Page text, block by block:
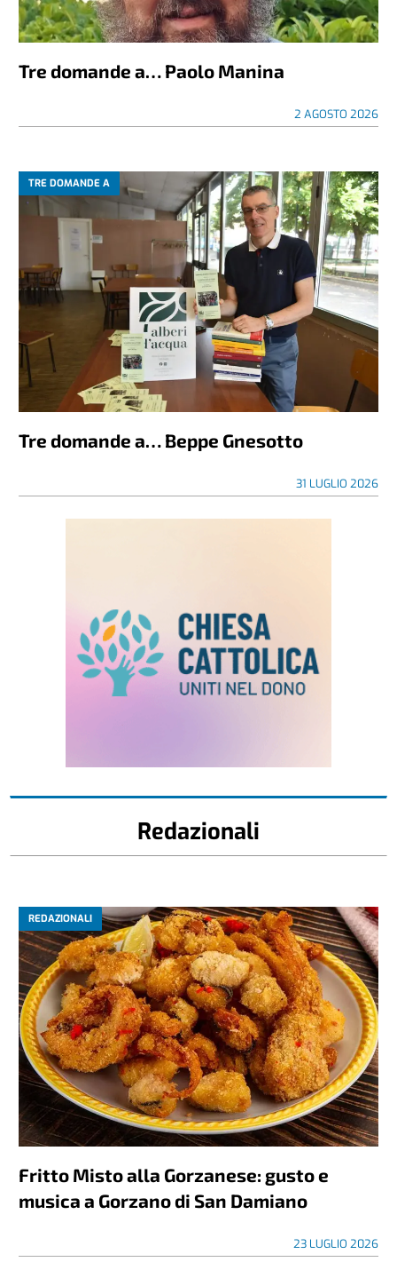
Tre domande a… Paolo Manina
2 AGOSTO 2026
TRE DOMANDE A
Tre domande a… Beppe Gnesotto
31 LUGLIO 2026
Redazionali
REDAZIONALI
Fritto Misto alla Gorzanese: gusto e
musica a Gorzano di San Damiano
23 LUGLIO 2026